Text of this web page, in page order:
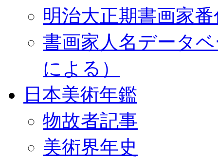
明治大正期書画家
書画家人名データ
による）
日本美術年鑑
物故者記事
美術界年史